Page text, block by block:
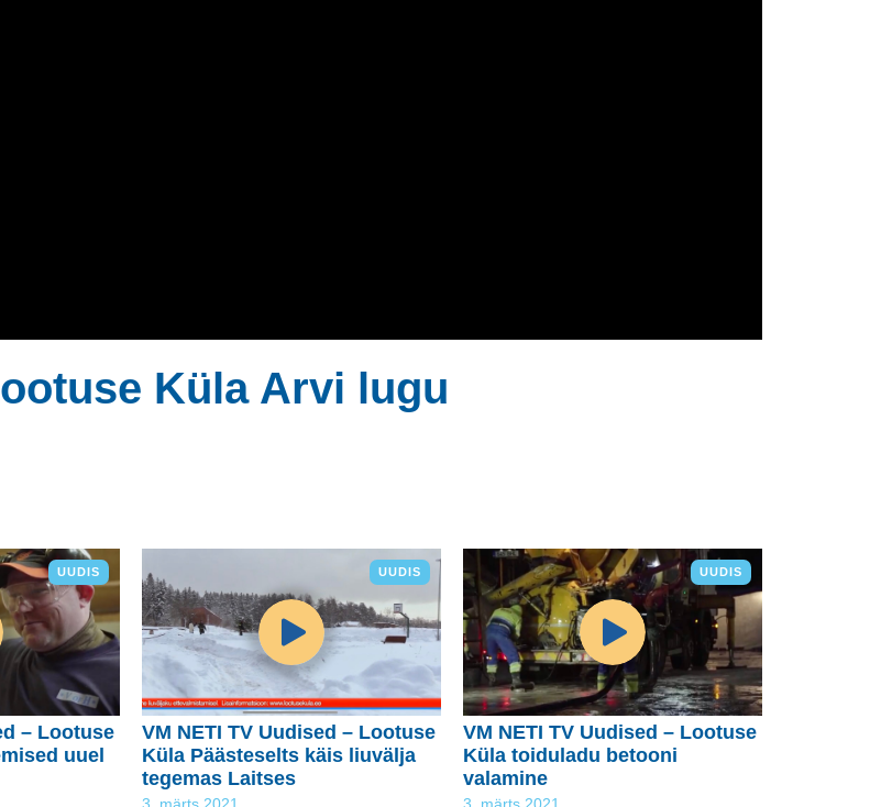
Küla Arvi lugu
UUDIS
– Lootuse
uuel
UUDIS
VM NETI TV Uudised – Lootuse
Küla Päästeselts käis liuvälja
tegemas Laitses
UUDIS
VM NETI TV Uudised – Lootuse
Küla toiduladu betooni
valamine